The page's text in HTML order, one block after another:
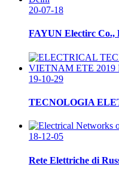
20-07-18
FAYUN Electirc
19-10-29
TECNOLOGIA
18-12-05
Rete Elettriche di